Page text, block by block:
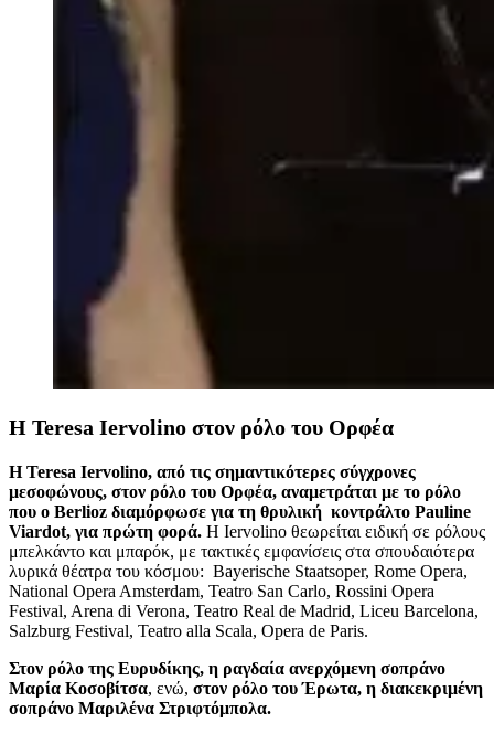
H Teresa Iervolino στον ρόλο του Ορφέα
Η Teresa Iervolino, από τις σημαντικότερες σύγχρονες
μεσοφώνους, στον ρόλο του Ορφέα, αναμετράται με το ρόλο
που ο Berlioz διαμόρφωσε για τη θρυλική κοντράλτο Pauline
Viardot, για πρώτη φορά. Η Iervolino θεωρείται ειδική σε ρόλους
μπελκάντο και μπαρόκ, με τακτικές εμφανίσεις στα σπουδαιότερα
λυρικά θέατρα του κόσμου: Bayerische Staatsoper, Rome Opera,
National Opera Amsterdam, Teatro San Carlo, Rossini Opera
Festival, Arena di Verona, Teatro Real de Madrid, Liceu Barcelona,
Salzburg Festival, Teatro alla Scala, Opera de Paris.
Στον ρόλο της Ευρυδίκης, η ραγδαία ανερχόμενη σοπράνο
Μαρία Κοσοβίτσα, ενώ, στον ρόλο του Έρωτα, η διακεκριμένη
σοπράνο Μαριλένα Στριφτόμπολα.